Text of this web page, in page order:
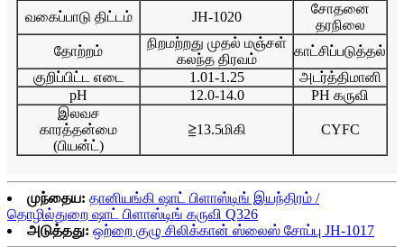
வகைப்பாடு திட்டம் JH-1020
சோதனை
தரநிலை
தோற்றம்
நிறமற்றது முதல் மஞ்சள்
கலந்த திரவம்
காட்சிப்படுத்தல்
குறிப்பிட்ட எடை
1.01-1.25
அடர்த்திமானி
pH
12.0-14.0
PH கருவி
இலவச
காரத்தன்மை
(பியன்ட்)
≧13.5மிகி CYFC
முந்தைய: தானியங்கி ஷாட் பிளாஸ்டிங் இயந்திரம் /
தொழில்துறை ஷாட் பிளாஸ்டிங் கருவி Q326
அடுத்தது: ஒற்றை குழு சிலிக்கான் ஸ்லைஸ் சோப்பு JH-1017